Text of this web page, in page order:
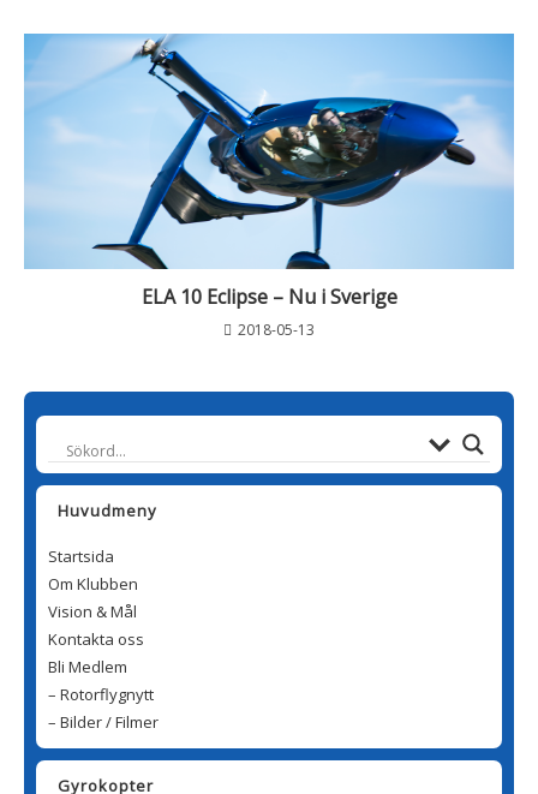
ELA 10 Eclipse – Nu i Sverige
2018-05-13
Huvudmeny
Startsida
Om Klubben
Vision & Mål
Kontakta oss
Bli Medlem
– Rotorflygnytt
– Bilder / Filmer
Gyrokopter